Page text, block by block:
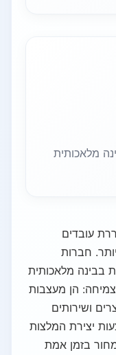
מלאכותית
עובדים
חברות
בבינה מלאכותית
צמיחה: הן מעצבות
ושירותים
יצירת המלצות
בזמן אמת